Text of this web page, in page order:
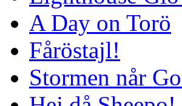
A Day on Torö
Fåröstajl!
Stormen når